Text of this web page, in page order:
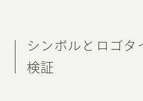
シンボルとロゴタ
検証